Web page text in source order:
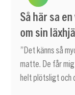
Så här sa
om sin
”Det känns så
matte. De får
helt plötsligt och